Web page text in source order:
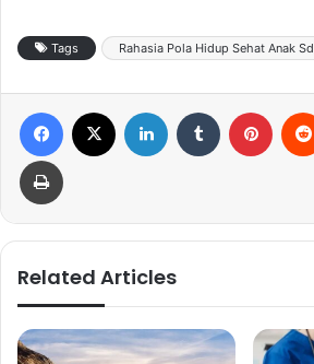
Tags Rahasia Pola Hidup Sehat Anak Sd
Related Articles